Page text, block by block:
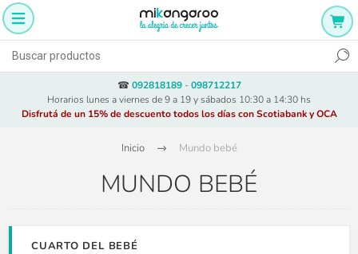
☎ 092818189- 098712217
Horarios lunes a viernes de 9 a 19 y sábados 10:30 a 14:30 hs
Disfrutá de un 15% de descuento todos los días con Scotiabank y OCA
Inicio Mundo bebé
MUNDO BEBÉ
CUARTO DEL BEBÉ